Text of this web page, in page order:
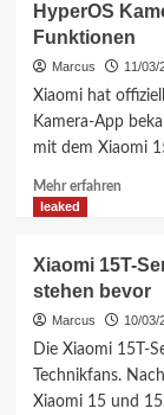
wissen
müssen
Android
16
und
3.0
für
HyperOS
Funktionen
Marcus 11/03/
Xiaomi hat
Kamera-App
mit dem Xiaomi
Mehr erfahrenMehr
App:
Zeitplan
neue
leaked
Xiaomi 15T-
stehen bevor
Marcus 10/03/
Die Xiaomi 15T-
Technikfans.
Xiaomi 15 und